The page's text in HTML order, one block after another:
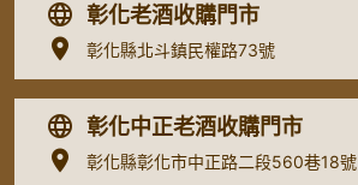
彰化老酒收購門市
彰化縣北斗鎮民權路73號
彰化中正老酒收購門市
彰化縣彰化市中正路二段560巷18號